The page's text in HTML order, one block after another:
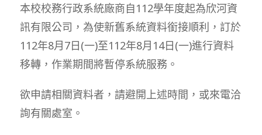
本校校務行政系統廠商自112學年度起為欣河資
訊有限公司，為使新舊系統資料銜接順利，訂於
112年8月7日(一)至112年8月14日(一)進行資料
移轉，作業期間將暫停系統服務。
欲申請相關資料者，請避開上述時間，或來電洽
詢有關處室。